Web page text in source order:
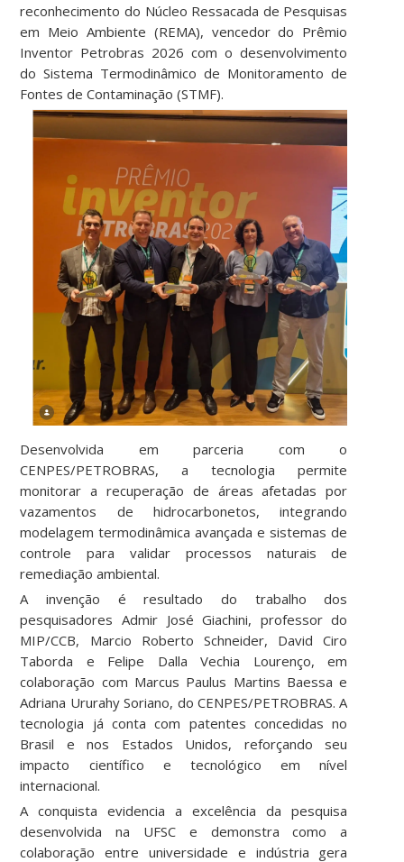
reconhecimento do Núcleo Ressacada de Pesquisas
em Meio Ambiente (REMA), vencedor do Prêmio
Inventor Petrobras 2026 com o desenvolvimento
do Sistema Termodinâmico de Monitoramento de
Fontes de Contaminação (STMF).
Desenvolvida em parceria com o
CENPES/PETROBRAS, a tecnologia permite
monitorar a recuperação de áreas afetadas por
vazamentos de hidrocarbonetos, integrando
modelagem termodinâmica avançada e sistemas de
controle para validar processos naturais de
remediação ambiental.
A invenção é resultado do trabalho dos
pesquisadores Admir José Giachini, professor do
MIP/CCB, Marcio Roberto Schneider, David Ciro
Taborda e Felipe Dalla Vechia Lourenço, em
colaboração com Marcus Paulus Martins Baessa e
Adriana Ururahy Soriano, do CENPES/PETROBRAS. A
tecnologia já conta com patentes concedidas no
Brasil e nos Estados Unidos, reforçando seu
impacto científico e tecnológico em nível
internacional.
A conquista evidencia a excelência da pesquisa
desenvolvida na UFSC e demonstra como a
colaboração entre universidade e indústria gera